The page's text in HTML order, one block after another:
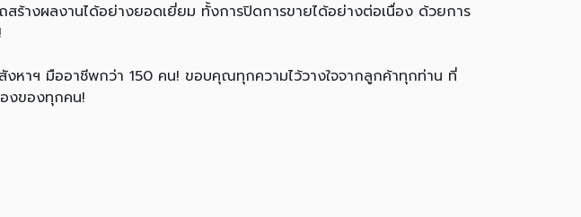
ร้างผลงานได้อย่างยอดเยี่ยม ทั้งการปิดการขายได้อย่างต่อเนื่อง ด้วยการ
าฯ มืออาชีพกว่า 150 คน! ขอบคุณทุกความไว้วางใจจากลูกค้าทุกท่าน ที่
องของทุกคน!